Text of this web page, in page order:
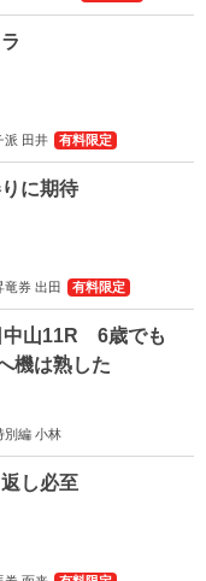
派 田井 有料限定
に期待
竜券 出田 有料限定
中山11R 6歳でも
機は熟した
編 小林
し必至